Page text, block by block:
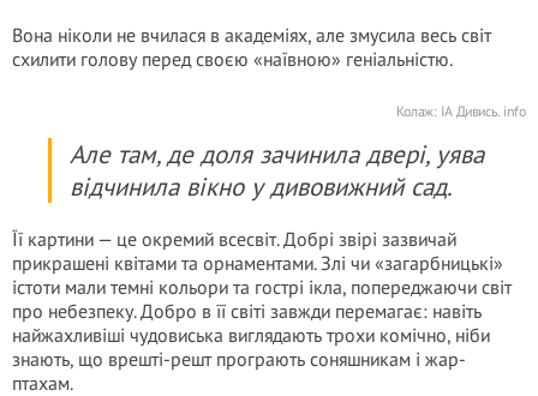
Вона ніколи не вчилася в академіях, але змусила весь світ
схилити голову перед своєю «наївною» геніальністю.
Колаж: ІА Дивись. іnfo
Але там, де доля зачинила двері, уява
відчинила вікно у дивовижний сад.
Її картини — це окремий всесвіт. Добрі звірі зазвичай
прикрашені квітами та орнаментами. Злі чи «загарбницькі»
істоти мали темні кольори та гострі ікла, попереджаючи світ
про небезпеку. Добро в її світі завжди перемагає: навіть
найжахливіші чудовиська виглядають трохи комічно, ніби
знають, що врешті-решт програють соняшникам і жар-
птахам.